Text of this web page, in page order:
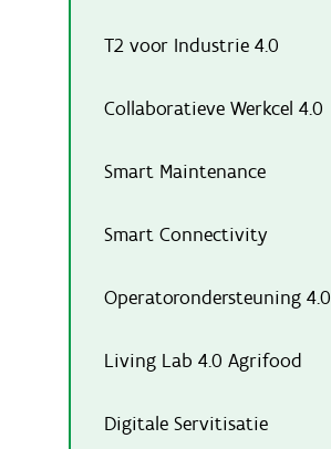
T2 voor Industrie 4.0
Collaboratieve Werkcel 4.0
Smart Maintenance
Smart Connectivity
Operatorondersteuning 4.0
Living Lab 4.0 Agrifood
Digitale Servitisatie